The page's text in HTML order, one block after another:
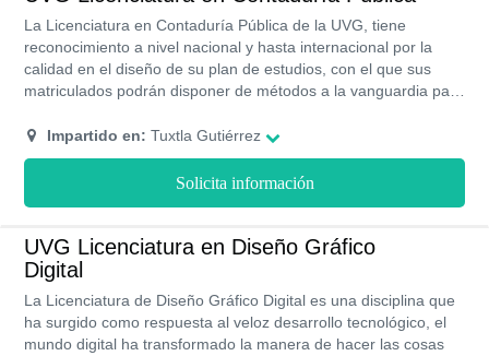
La Licenciatura en Contaduría Pública de la UVG, tiene
reconocimiento a nivel nacional y hasta internacional por la
calidad en el diseño de su plan de estudios, con el que sus
matriculados podrán disponer de métodos a la vanguardia para
económica. Para aspirar a esta licenciatura debes cumplir con
algunas cualidades como son capacidad de análisis estratégico
y toma de decisiones, creatividad, objetividad, liderazgo,
habilidades tecnológicas. En la UVG puedes estudiarla de
Impartido en: Tuxtla Gutiérrez
Solicita información
UVG Licenciatura en Diseño Gráfico
Digital
La Licenciatura de Diseño Gráfico Digital es una disciplina que
ha surgido como respuesta al veloz desarrollo tecnológico, el
mundo digital ha transformado la manera de hacer las cosas